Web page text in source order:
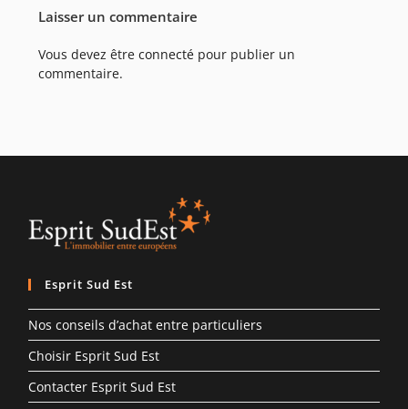
Laisser un commentaire
Vous devez êtreconnecté pour publier un
commentaire.
Esprit Sud Est
Nos conseils d’achat entre particuliers
Choisir Esprit Sud Est
Contacter Esprit Sud Est